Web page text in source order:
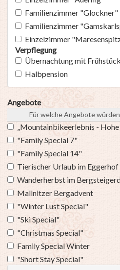
Familienzimmer "Glockner"
Familienzimmer
Einzelzimmer
Verpflegung
Übernachtung mit Frühstück
Halbpension
Angebote
Für welche Angebote
„Mountainbikeerlebnis - Hohe
"Family Special 7"
"Family Special 14"
Tierischer Urlaub im
Wanderherbst im
Mallnitzer Bergadvent
"Winter Lust Special"
"Ski Special"
"Christmas Special"
Family Special Winter
"Short Stay Special"